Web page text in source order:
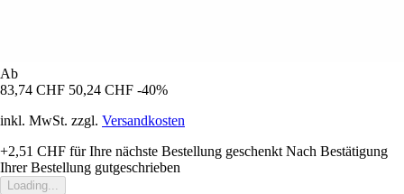
Ab
83,74 CHF 50,24 CHF -40%
inkl. MwSt. zzgl. Versandkosten
+2,51 CHF für Ihre nächste Bestellung geschenkt Nach Bestätigung
Ihrer Bestellung gutgeschrieben
Loading...